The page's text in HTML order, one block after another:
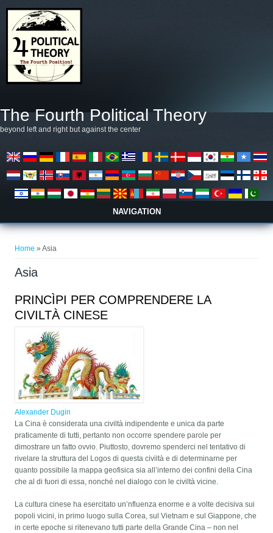
The Fourth Political Theory
beyond left and right but against the center
NAVIGATION
Home » Asia
Asia
PRINCÌPI PER COMPRENDERE LA
CIVILTÀ CINESE
Alexander Dugin
La Cina è considerata una civiltà indipendente e unica da parte
praticamente di tutti, pertanto non occorre spendere parole per
dimostrare un fatto ovvio. Piuttosto, dovremo spenderci nel tentativo di
rivelare la struttura del Logos di questa civiltà e di determinarne per
quanto possibile la mappa geofisica sia all’interno dei confini della Cina
che al di fuori di essa, nonché nel dialogo con le civiltà vicine.
La cultura cinese ha esercitato un’nfluenza enorme e a volte decisiva sui
popoli vicini, in primo luogo sulla Corea, sul Vietnam e sul Giappone, che
in certe epoche si ritenevano tutti parte della Grande Cina – non nel